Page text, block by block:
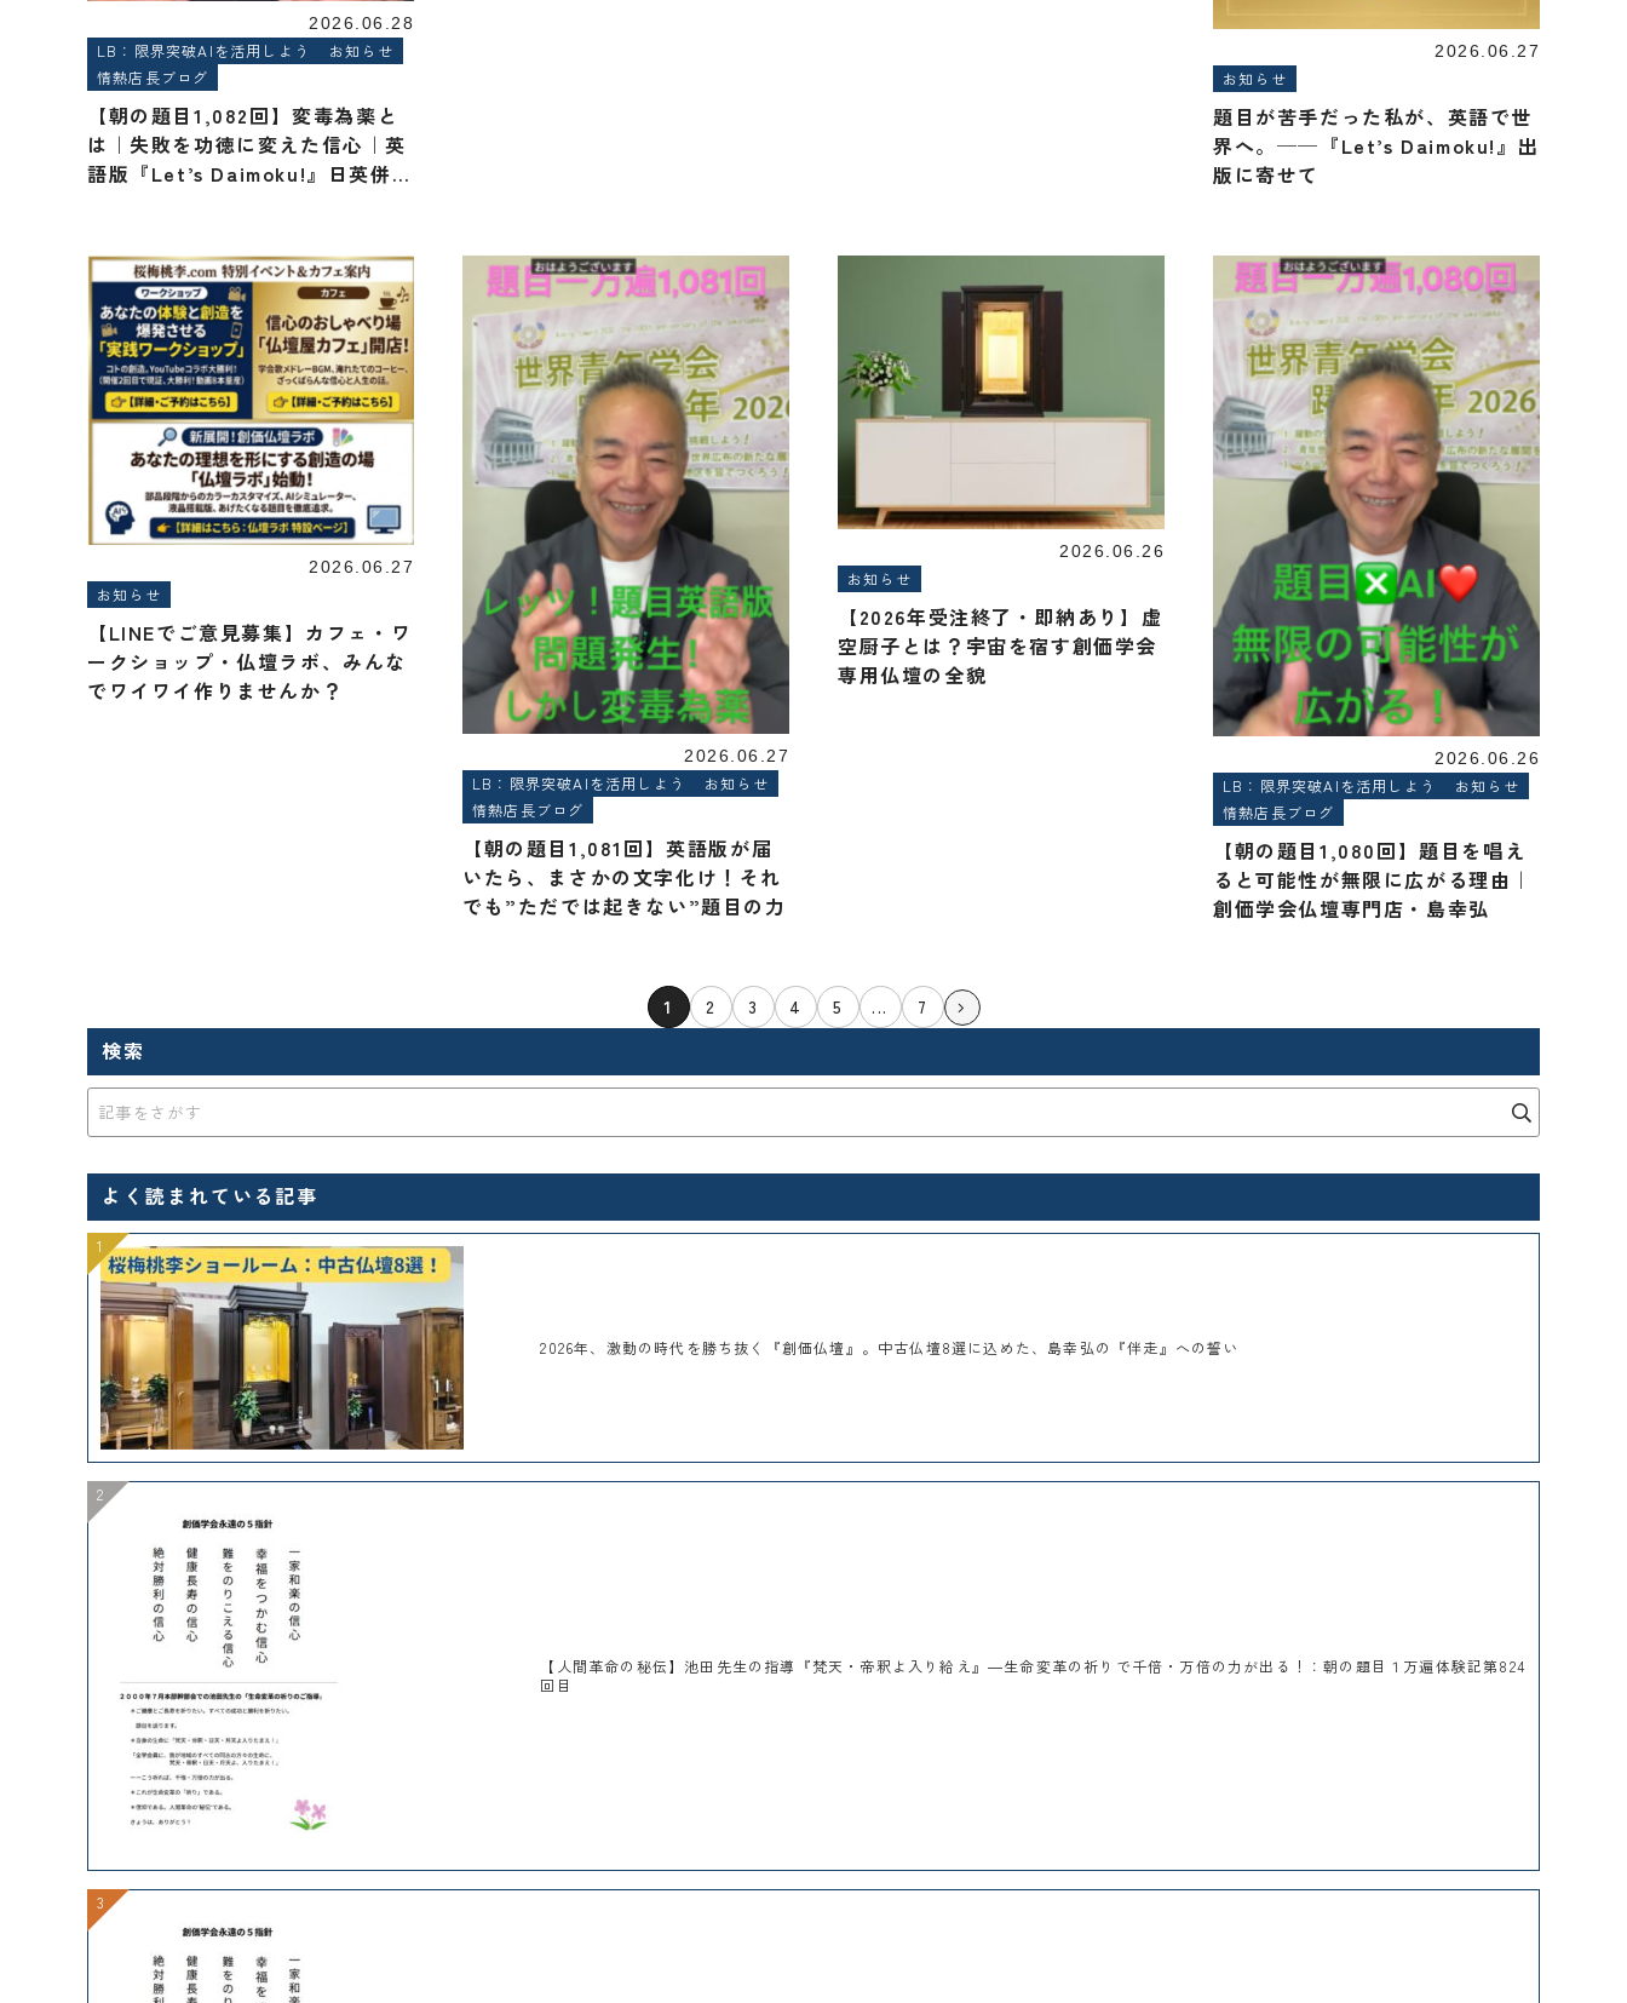
2026.06.28
LB：限界突破AIを活用しよう
お知らせ
情熱店長ブログ
【朝の題目1,082回】変毒為薬と
は｜失敗を功徳に変えた信心｜英
語版『Let’s Daimoku!』日英併記
2026.06.27
お知らせ
題目が苦手だった私が、英語で世
界へ。──『Let’s Daimoku!』出
版に寄せて
2026.06.27
お知らせ
【LINEでご意見募集】カフェ・ワ
ークショップ・仏壇ラボ、みんな
でワイワイ作りませんか？
2026.06.27
LB：限界突破AIを活用しよう
お知らせ
情熱店長ブログ
【朝の題目1,081回】英語版が届
いたら、まさかの文字化け！それ
でも”ただでは起きない”題目の力
2026.06.26
お知らせ
【2026年受注終了・即納あり】虚
空厨子とは？宇宙を宿す創価学会
専用仏壇の全貌
2026.06.26
LB：限界突破AIを活用しよう
お知らせ
情熱店長ブログ
【朝の題目1,080回】題目を唱え
ると可能性が無限に広がる理由｜
創価学会仏壇専門店・島幸弘
1 2 3 4 5 ... 7
検索
よく読まれている記事
2026年、激動の時代を勝ち抜く『創価仏壇』。中古仏壇8選に込めた、島幸弘の『伴走』への誓い
【人間革命の秘伝】池田先生の指導『梵天・帝釈よ入り給え』―生命変革の祈りで千倍・万倍の力が出る！：朝の題目１万遍体験記第824
回目